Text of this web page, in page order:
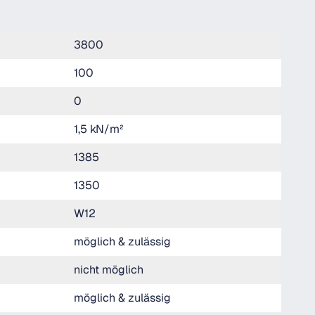
3800
100
0
1,5 kN/m²
1385
1350
W12
möglich & zulässig
nicht möglich
möglich & zulässig